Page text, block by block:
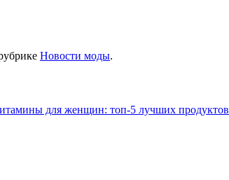
Новости моды.
для женщин: топ-5 лучших продуктов